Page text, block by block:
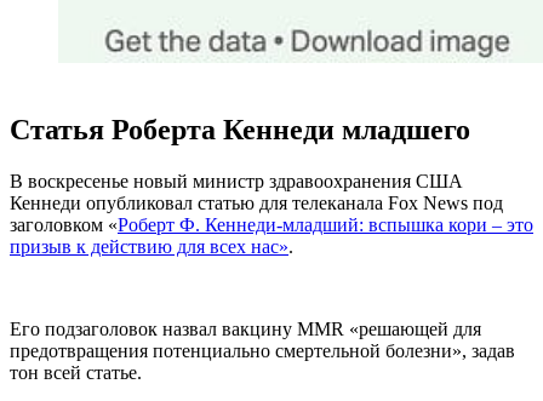
Статья Роберта Кеннеди младшего
В воскресенье новый министр здравоохранения США
Кеннеди опубликовал статью для телеканала Fox News под
заголовком «Роберт Ф. Кеннеди-младший: вспышка кори – это
призыв к действию для всех нас».
Его подзаголовок назвал вакцину MMR «решающей для
предотвращения потенциально смертельной болезни», задав
тон всей статье.